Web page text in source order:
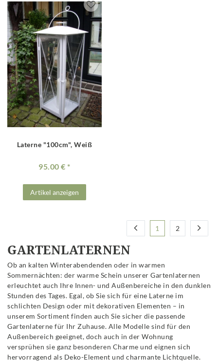
Laterne "100cm", Weiß
95.00 €
Artikel anzeigen
1 2
GARTENLATERNEN
Ob an kalten Winterabendenden oder in warmen
Sommernächten: der warme Schein unserer Gartenlaternen
erleuchtet auch Ihre Innen- und Außenbereiche in den dunklen
Stunden des Tages. Egal, ob Sie sich für eine Laterne im
schlichten Design oder mit dekorativen Elementen – in
unserem Sortiment finden auch Sie sicher die passende
Gartenlaterne für Ihr Zuhause. Alle Modelle sind für den
Außenbereich geeignet, doch auch in der Wohnung
versprühen sie ganz besonderen Charme und eignen sich
hervorragend als Deko-Element und charmante Lichtquelle.